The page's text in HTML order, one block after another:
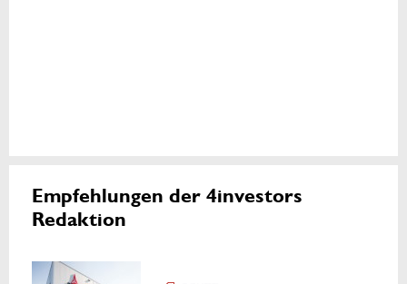
Empfehlungen der 4investors
Redaktion